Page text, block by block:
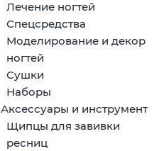
Лечение ногтей
Спецсредства
Моделирование и декор
ногтей
Сушки
Наборы
Аксессуары и инструмент
Щипцы для завивки
ресниц